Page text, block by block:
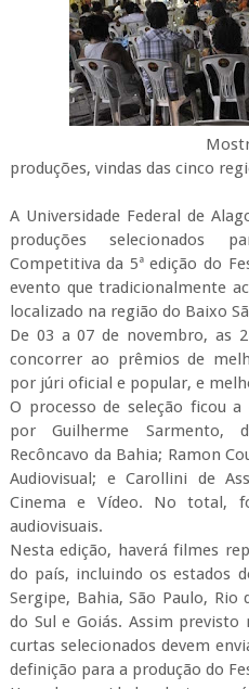
Mostra
produções, vindas das cinco
A Universidade Federal de
produções selecionados
Competitiva da 5ª edição do
evento que tradicionalmente
localizado na região do Baixo
De 03 a 07 de novembro, as
concorrer ao prêmios de
por júri oficial e popular, e
O processo de seleção ficou
por Guilherme Sarmento,
Recôncavo da Bahia; Ramon
Audiovisual; e Carollini de
Cinema e Vídeo. No total,
audiovisuais.
Nesta edição, haverá filmes
do país, incluindo os estados
Sergipe, Bahia, São Paulo, Rio
do Sul e Goiás. Assim
curtas selecionados devem
definição para a produção do